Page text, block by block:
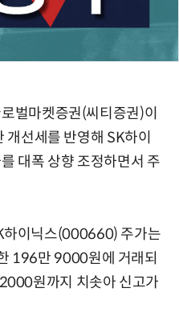
벌마켓증권(씨티증권)이
선세를 반영해 SK하이
대폭 상향 조정하면서 주
하이닉스(000660) 주가는
196만 9000원에 거래되
원까지 치솟아 신고가